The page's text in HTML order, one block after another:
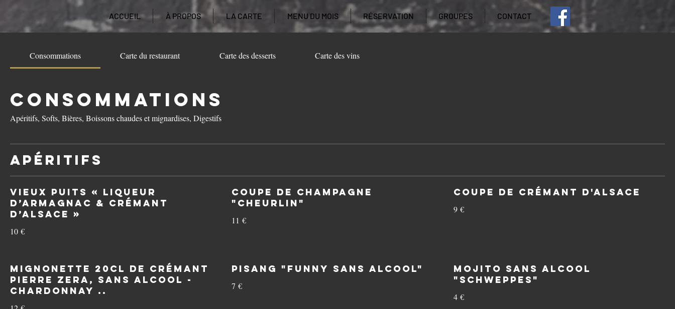
ACCUEIL À PROPOS LA CARTE MENU DU MOIS RÉSERVATION GROUPES CONTACT
Consommations Carte du restaurant Carte des desserts Carte des vins
Consommations
Apéritifs, Softs, Bières, Boissons chaudes et mignardises, Digestifs
Apéritifs
Vieux Puits « Liqueur
d’Armagnac & Crémant
d’Alsace »
10 €
Coupe de Champagne
"Cheurlin"
11 €
Coupe de Crémant d'Alsace
9 €
Mignonette 20cl de Crémant
Pierre Zera, sans alcool -
Chardonnay ..
Pisang "Funny sans Alcool"
7 €
Mojito sans alcool
"Schweppes"
4 €